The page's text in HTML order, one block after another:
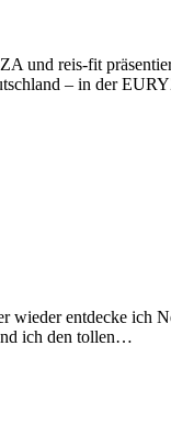
und reis-fit
– in der
entdecke ich
ich den tollen…